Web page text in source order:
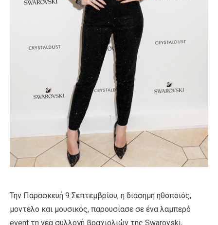
Την Παρασκευή 9 Σεπτεμβρίου, η διάσημη ηθοποιός,
μοντέλο και μουσικός, παρουσίασε σε ένα λαμπερό
event τη νέα συλλογή βραχιολιών της Swarovski,